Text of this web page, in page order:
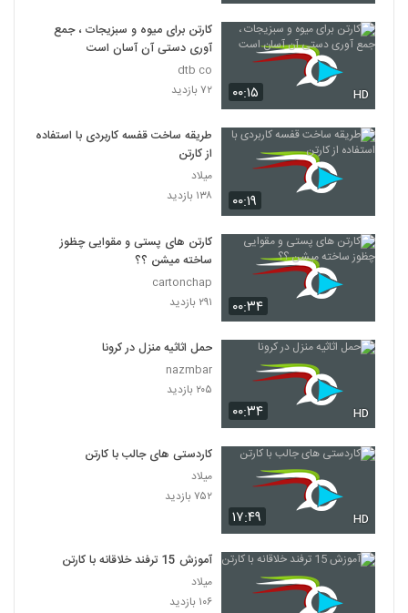
۰۰:۱۵ HD
کارتن برای میوه و سبزیجات ، جمع
آوری دستی آن آسان است
dtb co
۷۲ بازدید
۰۰:۱۹
طریقه ساخت قفسه کاربردی با استفاده
از کارتن
میلاد
۱۳۸ بازدید
۰۰:۳۴
کارتن های پستی و مقوایی چظوز
ساخته میشن ؟؟
cartonchap
۲۹۱ بازدید
۰۰:۳۴ HD
حمل اثاثیه منزل در کرونا
nazmbar
۲۰۵ بازدید
۱۷:۴۹ HD
کاردستی های جالب با کارتن
میلاد
۷۵۲ بازدید
آموزش 15 ترفند خلاقانه با کارتن
میلاد
۱۰۶ بازدید